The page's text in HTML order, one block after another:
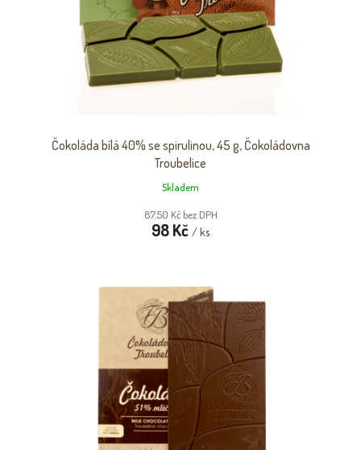
Čokoláda bílá 40% se spirulinou, 45 g, Čokoládovna
Troubelice
Skladem
87,50 Kč bez DPH
98 Kč / ks